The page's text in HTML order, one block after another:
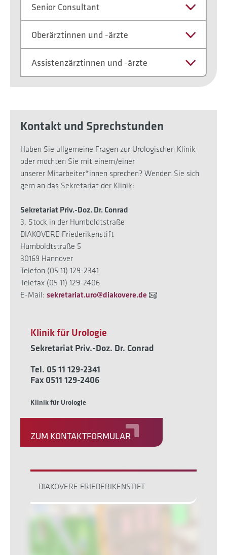
Senior Consultant
Oberärztinnen und -ärzte
Assistenzärztinnen und -ärzte
Kontakt und Sprechstunden
Haben Sie allgemeine Fragen zur Urologischen Klinik
oder möchten Sie mit einem/einer
unserer Mitarbeiter*innen sprechen? Wenden Sie sich
gern an das Sekretariat der Klinik:
Sekretariat Priv.-Doz. Dr. Conrad
3. Stock in der Humboldtstraße
DIAKOVERE Friederikenstift
Humboldtstraße 5
30169 Hannover
Telefon (05 11) 129-2341
Telefax (05 11) 129-2406
E-Mail: sekretariat.uro@diakovere.de
Klinik für Urologie
Sekretariat Priv.-Doz. Dr. Conrad
Tel. 05 11 129-2341
Fax 0511 129-2406
Klinik für Urologie
ZUM KONTAKTFORMULAR
DIAKOVERE FRIEDERIKENSTIFT